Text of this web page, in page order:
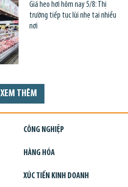
Giá heo hơi hôm nay 5/8: Thị
trường tiếp tục lùi nhẹ tại nhiều
nơi
XEM THÊM
CÔNG NGHIỆP
HÀNG HÓA
XÚC TIẾN KINH DOANH